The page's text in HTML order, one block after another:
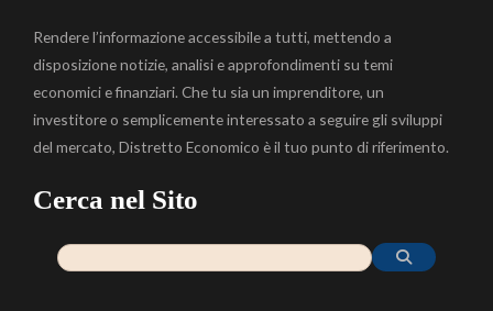
Rendere l’informazione accessibile a tutti, mettendo a
disposizione notizie, analisi e approfondimenti su temi
economici e finanziari. Che tu sia un imprenditore, un
investitore o semplicemente interessato a seguire gli sviluppi
del mercato, Distretto Economico è il tuo punto di riferimento.
Cerca nel Sito